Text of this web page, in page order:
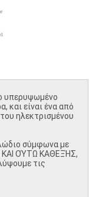
υπερυψωμένο
και είναι ένα από
ηλεκτρισμένου
σύμφωνα με
ΚΑΙ ΟΎΤΩ ΚΑΘΕΞΉΣ,
τις